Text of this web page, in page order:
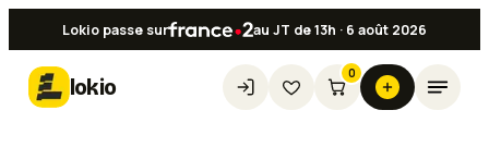
Lokio passe sur au JT de 13h · 6 août 2026
lokio
0